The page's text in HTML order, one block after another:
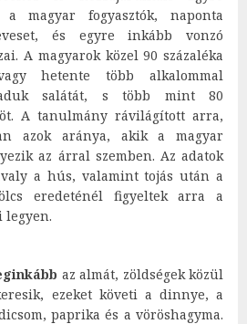
a magyar fogyasztók, naponta
és egyre inkább vonzó
A magyarok közel 90 százaléka
hetente több alkalommal
salátát, s több mint 80
A tanulmány rávilágított arra,
azok aránya, akik a magyar
az árral szemben. Az adatok
a hús, valamint tojás után a
eredeténél figyeltek arra a
legyen.
az almát, zöldségek közül
ezeket követi a dinnye, a
paprika és a vöröshagyma.